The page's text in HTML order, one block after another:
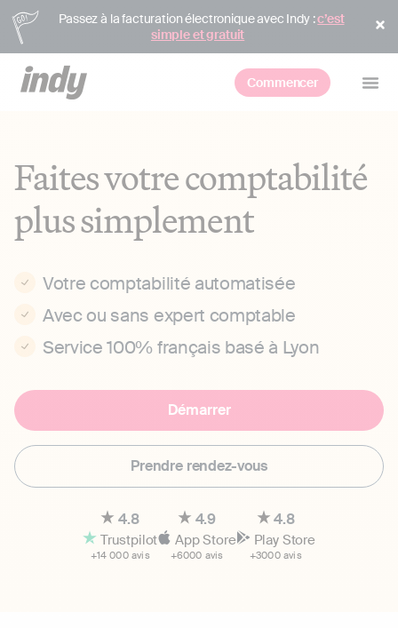
Passez à la facturation électronique avec Indy :c’est
simple et gratuit
Commencer
Faites votre comptabilité
plus simplement
Votre comptabilité automatisée
Avec ou sans expert comptable
Service 100% français basé à Lyon
Démarrer
Prendre rendez-vous
4.8
Trustpilot
+14 000 avis
4.9
App Store
+6000 avis
4.8
Play Store
+3000 avis